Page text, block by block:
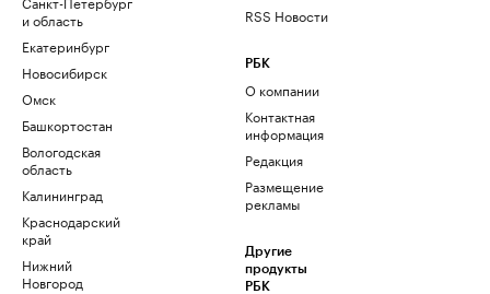
и область
Екатеринбург
Новосибирск
Омск
Башкортостан
Вологодская
область
Калининград
Краснодарский
край
Нижний
Новгород
RSS Новости
РБК
О компании
Контактная
информация
Редакция
Размещение
рекламы
Другие
продукты
РБК